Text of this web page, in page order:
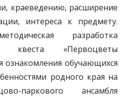
краеведению, расширение
интереса к предмету.
разработка
квеста «Первоцветы
ознакомления обучающихся
родного края на
паркового ансамбля